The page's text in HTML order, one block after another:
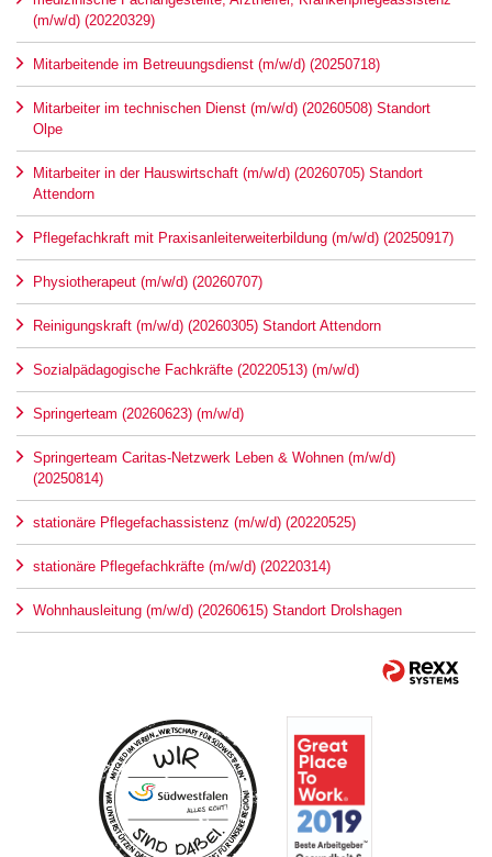
(m/w/d) (20220329)
Mitarbeitende im Betreuungsdienst (m/w/d) (20250718)
Mitarbeiter im technischen Dienst (m/w/d) (20260508) Standort
Olpe
Mitarbeiter in der Hauswirtschaft (m/w/d) (20260705) Standort
Attendorn
Pflegefachkraft mit Praxisanleiterweiterbildung (m/w/d) (20250917)
Physiotherapeut (m/w/d) (20260707)
Reinigungskraft (m/w/d) (20260305) Standort Attendorn
Sozialpädagogische Fachkräfte (20220513) (m/w/d)
Springerteam (20260623) (m/w/d)
Springerteam Caritas-Netzwerk Leben & Wohnen (m/w/d)
(20250814)
stationäre Pflegefachassistenz (m/w/d) (20220525)
stationäre Pflegefachkräfte (m/w/d) (20220314)
Wohnhausleitung (m/w/d) (20260615) Standort Drolshagen